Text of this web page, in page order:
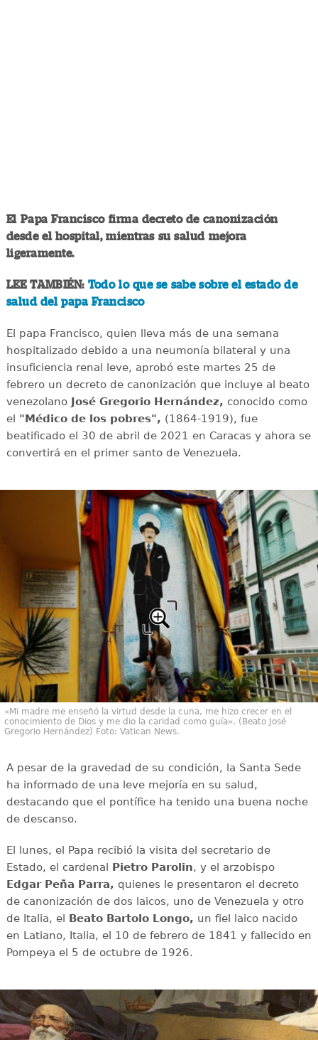
El Papa Francisco firma decreto de canonización
desde el hospital, mientras su salud mejora
ligeramente.
LEE TAMBIÉN: Todo lo que se sabe sobre el estado de
salud del papa Francisco
El papa Francisco, quien lleva más de una semana
hospitalizado debido a una neumonía bilateral y una
insuficiencia renal leve, aprobó este martes 25 de
febrero un decreto de canonización que incluye al beato
venezolano José Gregorio Hernández, conocido como
el "Médico de los pobres", (1864-1919), fue
beatificado el 30 de abril de 2021 en Caracas y ahora se
convertirá en el primer santo de Venezuela.
«Mi madre me enseñó la virtud desde la cuna, me hizo crecer en el
conocimiento de Dios y me dio la caridad como guía». (Beato José
Gregorio Hernández) Foto: Vatican News.
A pesar de la gravedad de su condición, la Santa Sede
ha informado de una leve mejoría en su salud,
destacando que el pontífice ha tenido una buena noche
de descanso.
El lunes, el Papa recibió la visita del secretario de
Estado, el cardenal Pietro Parolin, y el arzobispo
Edgar Peña Parra, quienes le presentaron el decreto
de canonización de dos laicos, uno de Venezuela y otro
de Italia, el Beato Bartolo Longo, un fiel laico nacido
en Latiano, Italia, el 10 de febrero de 1841 y fallecido en
Pompeya el 5 de octubre de 1926.